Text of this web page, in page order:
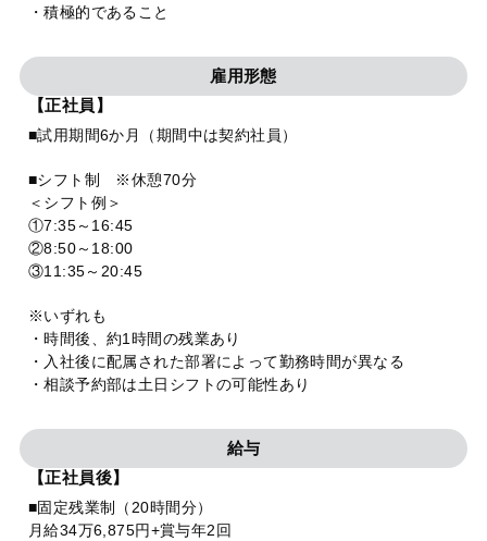
・積極的であること
雇用形態
【正社員】
■試用期間6か月（期間中は契約社員）
■シフト制 ※休憩70分
＜シフト例＞
①7:35～16:45
②8:50～18:00
③11:35～20:45
※いずれも
・時間後、約1時間の残業あり
・入社後に配属された部署によって勤務時間が異なる
・相談予約部は土日シフトの可能性あり
給与
【正社員後】
■固定残業制（20時間分）
月給34万6,875円+賞与年2回